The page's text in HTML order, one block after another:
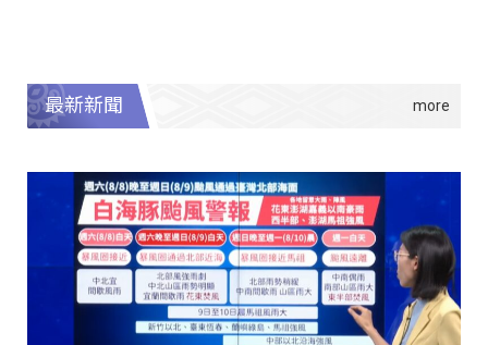
最新新聞